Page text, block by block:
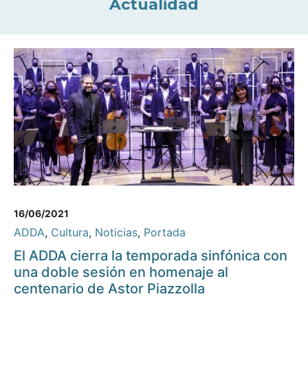
Actualidad
16/06/2021
ADDA, Cultura, Noticias, Portada
El ADDA cierra la temporada sinfónica con
una doble sesión en homenaje al
centenario de Astor Piazzolla